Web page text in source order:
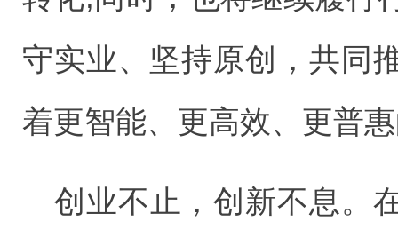
守实业、坚持原创，共同
着更智能、更高效、更普
创业不止，创新不息。